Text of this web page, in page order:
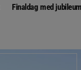
Finaldag med